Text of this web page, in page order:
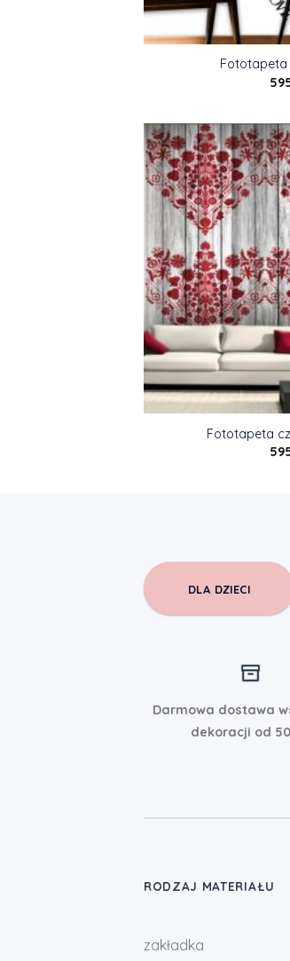
Fototapeta
Fototapeta
DLA DZIECI
Darmowa dostawa
dekoracji od
RODZAJ MATERIAŁU
zakładka